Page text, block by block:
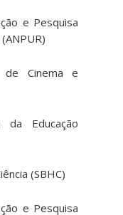
e Pesquisa
de Cinema e
Educação
(SBHC)
e Pesquisa